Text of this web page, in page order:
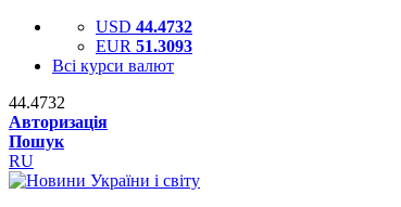
USD 44.4732
EUR 51.3093
Всі курси валют
44.4732
Авторизація
Пошук
RU